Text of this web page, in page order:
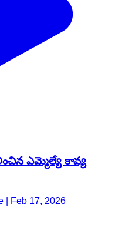
ఎమ్మెల్యే కావ్య
| Feb 17, 2026